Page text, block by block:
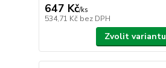
647 Kč/ks
534,71 Kč bez DPH
Zvolit variantu